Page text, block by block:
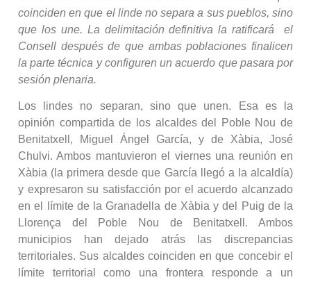
coinciden en que el linde no separa a sus pueblos, sino
que los une. La delimitación definitiva la ratificará el
Consell después de que ambas poblaciones finalicen
la parte técnica y configuren un acuerdo que pasara por
sesión plenaria.
Los lindes no separan, sino que unen. Esa es la
opinión compartida de los alcaldes del Poble Nou de
Benitatxell, Miguel Ángel García, y de Xàbia, José
Chulvi. Ambos mantuvieron el viernes una reunión en
Xàbia (la primera desde que García llegó a la alcaldía)
y expresaron su satisfacción por el acuerdo alcanzado
en el límite de la Granadella de Xàbia y del Puig de la
Llorença del Poble Nou de Benitatxell. Ambos
municipios han dejado atrás las discrepancias
territoriales. Sus alcaldes coinciden en que concebir el
límite territorial como una frontera responde a un